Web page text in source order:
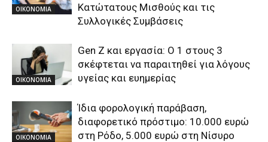
ΟΙΚΟΝΟΜΙΑ
Κατώτατους Μισθούς και τις
Συλλογικές Συμβάσεις
ΟΙΚΟΝΟΜΙΑ
Gen Z και εργασία: Ο 1 στους 3
σκέφτεται να παραιτηθεί για λόγους
υγείας και ευημερίας
ΟΙΚΟΝΟΜΙΑ
Ίδια φορολογική παράβαση,
διαφορετικό πρόστιμο: 10.000 ευρώ
στη Ρόδο, 5.000 ευρώ στη Νίσυρο